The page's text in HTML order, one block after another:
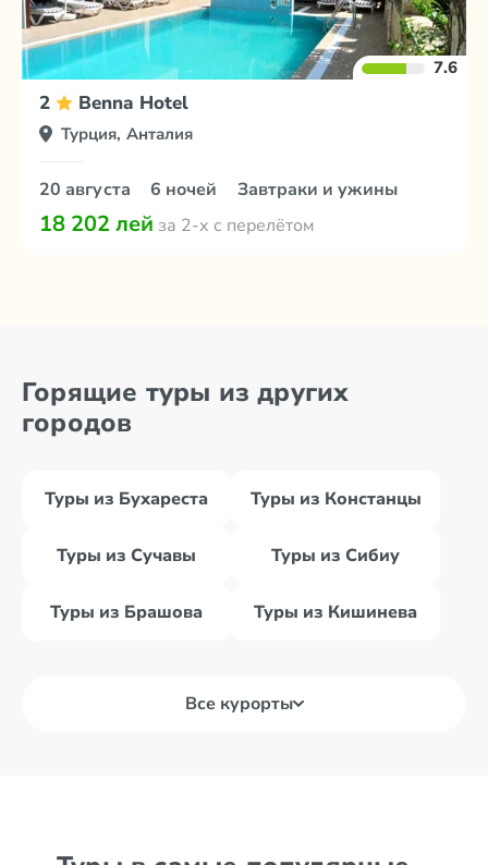
7.6
2 Benna Hotel
Турция, Анталия
20 августа 6 ночей Завтраки и ужины
18 202 лей за 2-х с перелётом
Горящие туры из других
городов
Туры из Бухареста Туры из Констанцы
Туры из Сучавы Туры из Сибиу
Туры из Брашова Туры из Кишинева
Все курорты